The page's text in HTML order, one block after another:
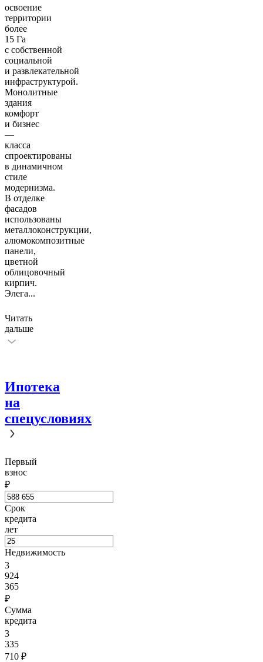
освоение
территории
более
15 Га
с собственной
социальной
и развлекательной
инфраструктурой.
Монолитные
здания
комфорт
и бизнес
—
класса
спроектированы
в динамичном
стиле
модернизма.
В отделке
фасадов
использованы
металлоконструкции,
алюмокомпозитные
панели,
цветной
облицовочный
кирпич.
Элега...
Читать
дальше
Ипотека
на
спецусловиях
Первый
взнос
₽
Срок
кредита
лет
Недвижимость
3
924
365
₽
Сумма
кредита
3
335
710 ₽